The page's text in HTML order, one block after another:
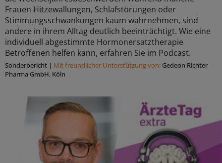
Frauen Hitzewallungen, Schlafstörungen oder
Stimmungsschwankungen kaum wahrnehmen, sind
andere in ihrem Alltag deutlich beeinträchtigt. Wie eine
individuell abgestimmte Hormonersatztherapie
Betroffenen helfen kann, erfahren Sie im Podcast.
Sonderbericht | Mit freundlicher Unterstützung von: Gedeon Richter
Pharma GmbH, Köln